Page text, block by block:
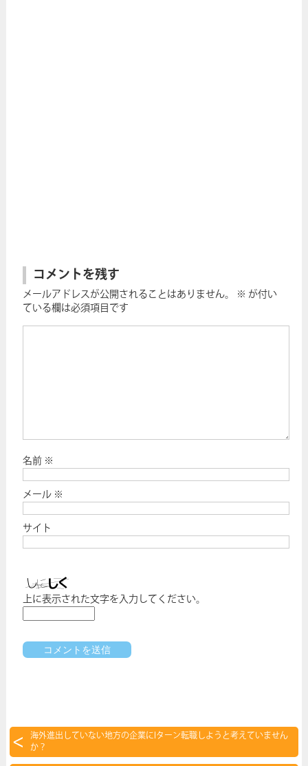
コメントを残す
メールアドレスが公開されることはありません。 ※ が付い
ている欄は必須項目です
名前 ※
メール ※
サイト
上に表示された文字を入力してください。
海外進出していない地方の企業にIターン転職しようと考えていません
か？